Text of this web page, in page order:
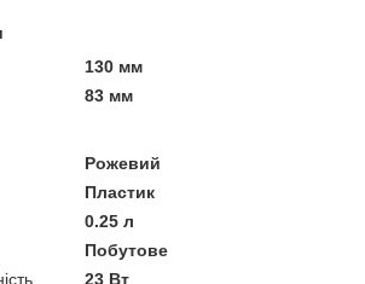
130 мм
83 мм
Рожевий
Пластик
0.25 л
Побутове
23 Вт